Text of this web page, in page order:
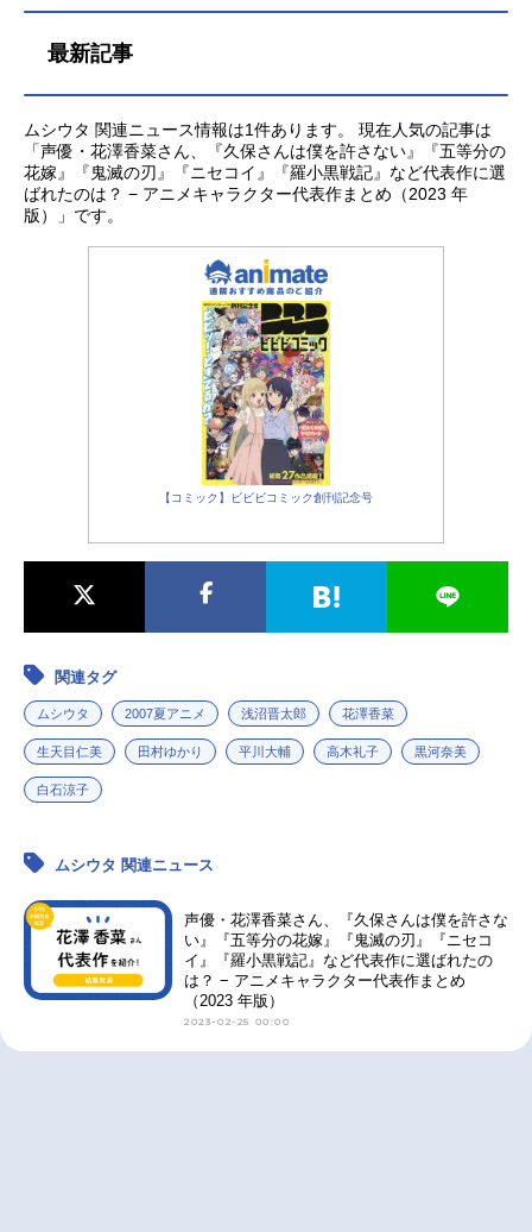
最新記事
ムシウタ 関連ニュース情報は1件あります。 現在人気の記事は
「声優・花澤香菜さん、『久保さんは僕を許さない』『五等分の
花嫁』『鬼滅の刃』『ニセコイ』『羅小黒戦記』など代表作に選
ばれたのは？ − アニメキャラクター代表作まとめ（2023 年
版）」です。
【コミック】ビビビコミック創刊記念号
関連タグ
ムシウタ 2007夏アニメ 浅沼晋太郎 花澤香菜
生天目仁美 田村ゆかり 平川大輔 高木礼子 黒河奈美
白石涼子
ムシウタ 関連ニュース
声優・花澤香菜さん、『久保さんは僕を許さな
い』『五等分の花嫁』『鬼滅の刃』『ニセコ
イ』『羅小黒戦記』など代表作に選ばれたの
は？ − アニメキャラクター代表作まとめ
（2023 年版）
2023-02-25 00:00